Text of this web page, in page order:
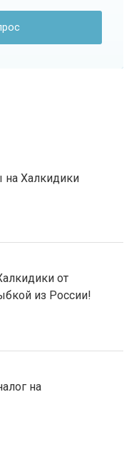
Халкидики
от
из России!
на